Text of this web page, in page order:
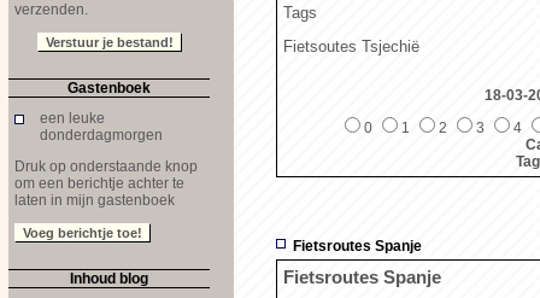
verzenden.
Gastenboek
een leuke
donderdagmorgen
Druk op onderstaande knop
om een berichtje achter te
laten in mijn gastenboek
Inhoud blog
Tags
Fietsoutes Tsjechië
18-03-
0
1 2 3
4
Fietsroutes Spanje
Fietsroutes Spanje